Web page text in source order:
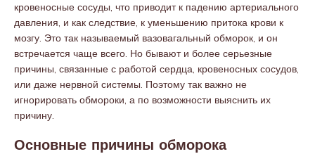
кровеносные сосуды, что приводит к падению артериального
давления, и как следствие, к уменьшению притока крови к
мозгу. Это так называемый вазовагальный обморок, и он
встречается чаще всего. Но бывают и более серьезные
причины, связанные с работой сердца, кровеносных сосудов,
или даже нервной системы. Поэтому так важно не
игнорировать обмороки, а по возможности выяснить их
причину.
Основные причины обморока